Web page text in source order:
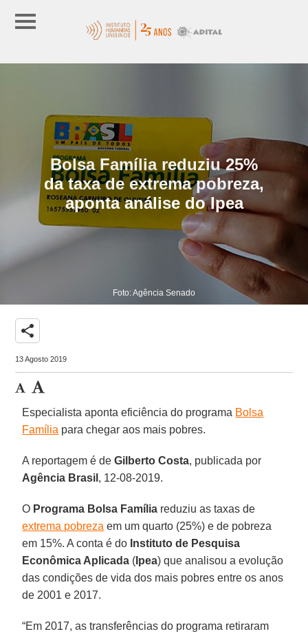
Bolsa Família reduziu 25%
da taxa de extrema pobreza,
aponta análise do Ipea
Foto: Agência Senado
share
13 Agosto 2019
Especialista aponta eficiência do programa Bolsa
Família para chegar aos mais pobres.
A reportagem é deGilberto Costa, publicada por
Agência Brasil , 12-08-2019.
O Programa Bolsa Família reduziu as taxas de
extrema pobreza em um quarto (25%) e de pobreza
em 15%. A conta é do Instituto de Pesquisa
Econômica Aplicada ( Ipea) que analisou a evolução
das condições de vida dos mais pobres entre os anos
de 2001 e 2017.
“Em 2017, as transferências do programa retiraram